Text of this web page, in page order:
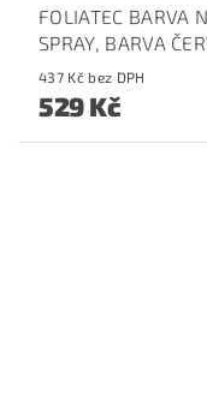
FOLIATEC BARVA
SPRAY, BARVA
437 Kč bez DPH
529 Kč